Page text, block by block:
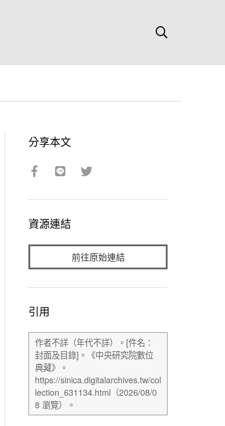
分享本文
資源連結
前往原始連結
引用